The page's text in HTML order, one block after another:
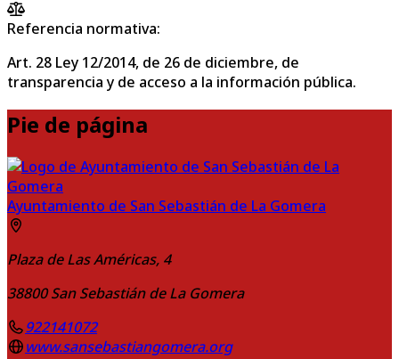
Referencia normativa:
Art. 28 Ley 12/2014, de 26 de diciembre, de
transparencia y de acceso a la información pública.
Pie de página
Ayuntamiento de San Sebastián de La Gomera
Plaza de Las Américas, 4
38800 San Sebastián de La Gomera
922141072
www.sansebastiangomera.org